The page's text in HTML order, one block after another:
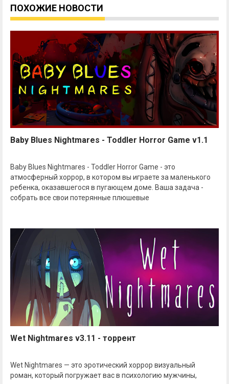
ПОХОЖИЕ НОВОСТИ
Baby Blues Nightmares - Toddler Horror Game v1.1
Baby Blues Nightmares - Toddler Horror Game - это
атмосферный хоррор, в котором вы играете за маленького
ребенка, оказавшегося в пугающем доме. Ваша задача -
собрать все свои потерянные плюшевые
Wet Nightmares v3.11 - торрент
Wet Nightmares — это эротический хоррор визуальный
роман, который погружает вас в психологию мужчины,